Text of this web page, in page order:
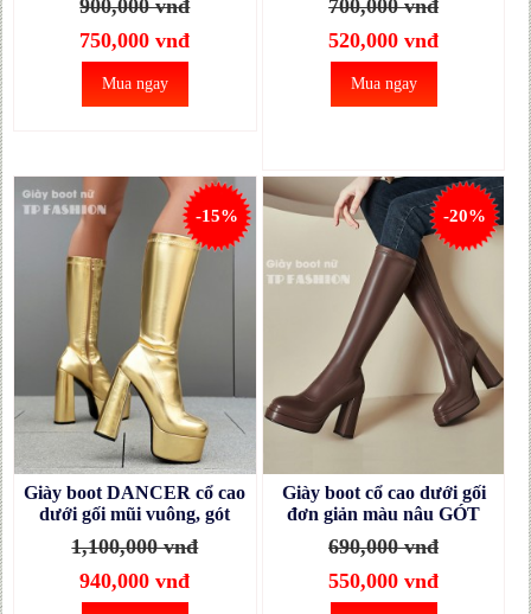
thời thượng GCC58B
900,000 vnđ
750,000 vnđ
Mua ngay
sành điệu GCC57A
700,000 vnđ
520,000 vnđ
Mua ngay
-15%
Giày boot DANCER cổ cao
dưới gối mũi vuông, gót
vuông 14cm màu vàng đồng
THỜI THƯỢNG GCC53B
1,100,000 vnđ
940,000 vnđ
-20%
Giày boot cổ cao dưới gối
đơn giản màu nâu GÓT
11CM, MŨI 3CM mũi
vuông hottrend GCC56C
690,000 vnđ
550,000 vnđ